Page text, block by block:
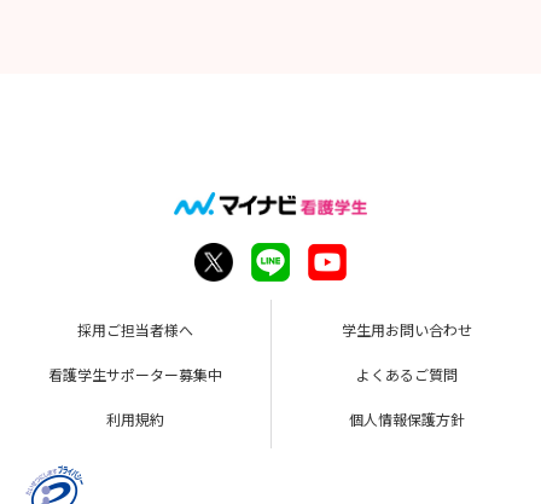
採用ご担当者様へ 学生用お問い合わせ
看護学生サポーター募集中 よくあるご質問
利用規約 個人情報保護方針